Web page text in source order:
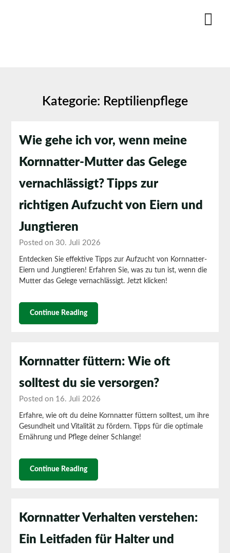
Kategorie: Reptilienpflege
Wie gehe ich vor, wenn meine
Kornnatter-Mutter das Gelege
vernachlässigt? Tipps zur
richtigen Aufzucht von Eiern und
Jungtieren
Posted on 30. Juli 2026
Entdecken Sie effektive Tipps zur Aufzucht von Kornnatter-
Eiern und Jungtieren! Erfahren Sie, was zu tun ist, wenn die
Mutter das Gelege vernachlässigt. Jetzt klicken!
Continue Reading
Kornnatter füttern: Wie oft
solltest du sie versorgen?
Posted on 16. Juli 2026
Erfahre, wie oft du deine Kornnatter füttern solltest, um ihre
Gesundheit und Vitalität zu fördern. Tipps für die optimale
Ernährung und Pflege deiner Schlange!
Continue Reading
Kornnatter Verhalten verstehen:
Ein Leitfaden für Halter und